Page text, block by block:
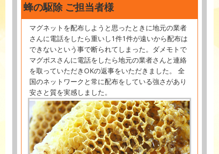
蜂の駆除 ご担当者様
マグネットを配布しようと思ったときに地元の業者
さんに電話をしたら重いし1件1件が遠いから配布は
できないという事で断られてしまった。ダメモトで
マグポスさんに電話をしたら地元の業者さんと連絡
を取っていただきOKの返事をいただきました。 全
国のネットワークと常に配布をしている強さがあり
安さと質を実感しました。